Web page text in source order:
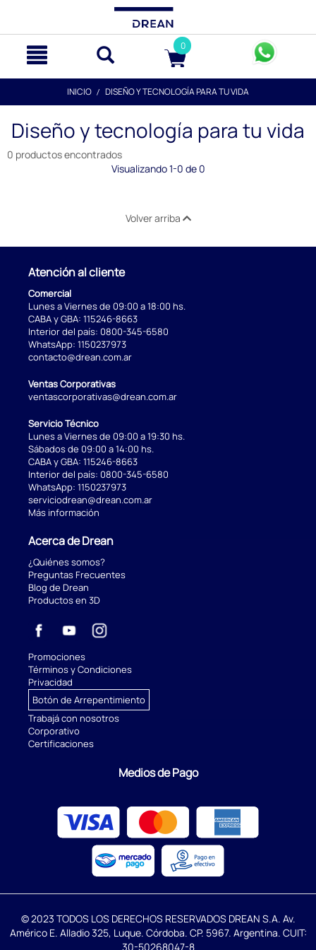
0
INICIO DISEÑO Y TECNOLOGÍA PARA TU VIDA
Diseño y tecnología para tu vida
0 productos encontrados
Visualizando 1-0 de 0
Volver arriba
Atención al cliente
Comercial
Lunes a Viernes de 09:00 a 18:00 hs.
CABA y GBA: 115246-8663
Interior del país: 0800-345-6580
WhatsApp: 1150237973
contacto@drean.com.ar
Ventas Corporativas
ventascorporativas@drean.com.ar
Servicio Técnico
Lunes a Viernes de 09:00 a 19:30 hs.
Sábados de 09:00 a 14:00 hs.
CABA y GBA: 115246-8663
Interior del país: 0800-345-6580
WhatsApp: 1150237973
serviciodrean@drean.com.ar
Más información
Acerca de Drean
¿Quiénes somos?
Preguntas Frecuentes
Blog de Drean
Productos en 3D
Promociones
Términos y Condiciones
Privacidad
Botón de Arrepentimiento
Trabajá con nosotros
Corporativo
Certificaciones
Medios de Pago
© 2023 TODOS LOS DERECHOS RESERVADOS DREAN S.A. Av.
Américo E. Alladio 325, Luque. Córdoba. CP. 5967. Argentina. CUIT:
30-50268047-8